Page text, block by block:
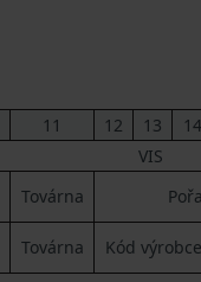
11 12 13 14
VIS
Továrna
Továrna Kód výrobce